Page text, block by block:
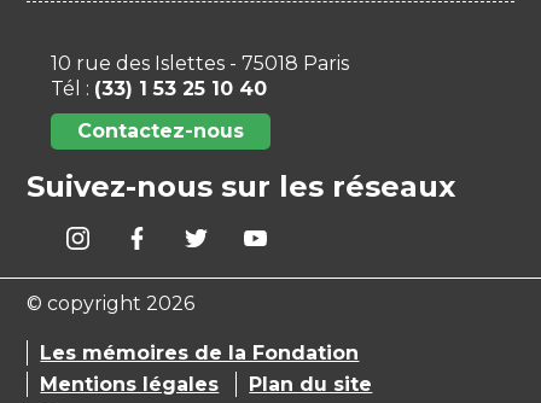
10 rue des Islettes - 75018 Paris
Tél : (33) 1 53 25 10 40
Contactez-nous
Suivez-nous sur les réseaux
© copyright 2026
Les mémoires de la Fondation
Mentions légales
Plan du site